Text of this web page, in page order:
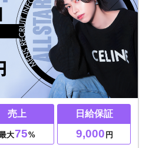
売上
大75%
日給保証
9,000 円